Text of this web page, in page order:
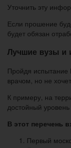
Уточнить эту
Если прошение
будет обязан
Лучшие вузы и
Пройдя испытание
врачом, но не
К примеру, на
достойный уровень
В этот перечень
Первый